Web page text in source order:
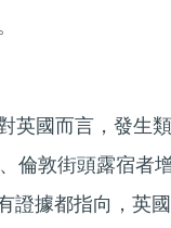
英國而言，發生類
倫敦街頭露宿者
證據都指向，英國